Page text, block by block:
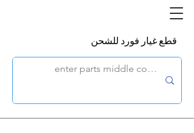
قطع غيار فورد للشحن